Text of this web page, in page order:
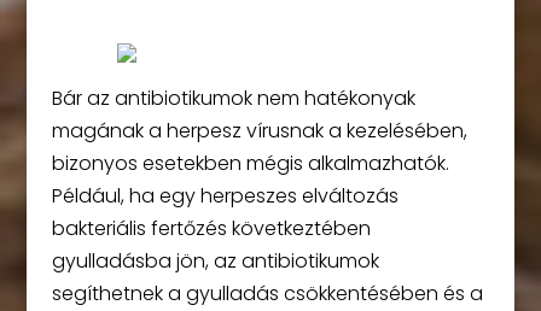
Bár az antibiotikumok nem hatékonyak
magának a herpesz vírusnak a kezelésében,
bizonyos esetekben mégis alkalmazhatók.
Például, ha egy herpeszes elváltozás
bakteriális fertőzés következtében
gyulladásba jön, az antibiotikumok
segíthetnek a gyulladás csökkentésében és a